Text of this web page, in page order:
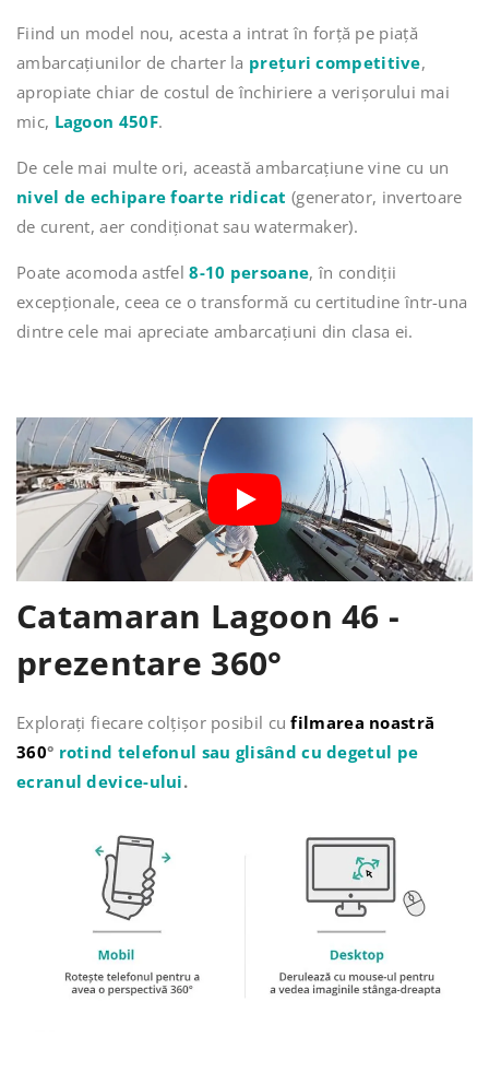
Fiind un model nou, acesta a intrat în forță pe piață
ambarcațiunilor de charter la prețuri competitive,
apropiate chiar de costul de închiriere a verișorului mai
mic, Lagoon 450F.
De cele mai multe ori, această ambarcațiune vine cu un
nivel de echipare foarte ridicat (generator, invertoare
de curent, aer condiționat sau watermaker).
Poate acomoda astfel8-10 persoane, în condiții
excepționale, ceea ce o transformă cu certitudine într-una
dintre cele mai apreciate ambarcațiuni din clasa ei.
Catamaran Lagoon 46 -
prezentare 360°
Explorați fiecare colțișor posibil cu filmarea noastră
360° rotind telefonul sau glisând cu degetul pe
ecranul device-ului.